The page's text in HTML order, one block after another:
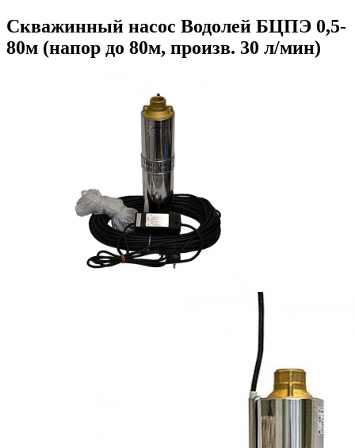
Скважинный насос Водолей БЦПЭ 0,5-
80м (напор до 80м, произв. 30 л/мин)